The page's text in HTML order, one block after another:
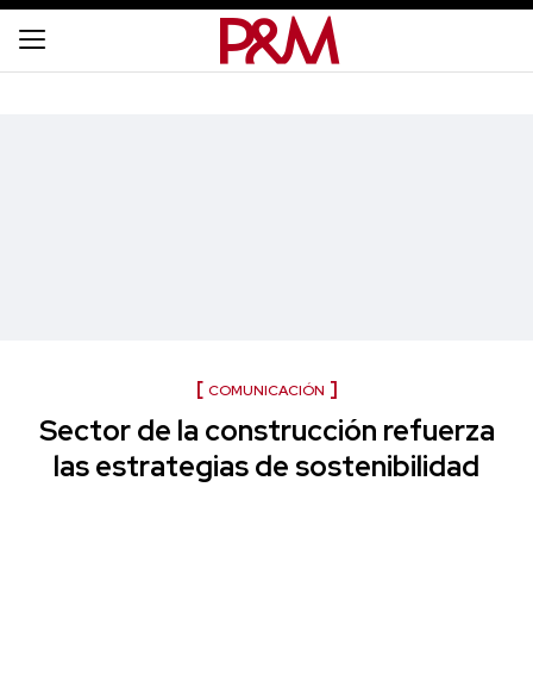
COMUNICACIÓN
Sector de la construcción refuerza
las estrategias de sostenibilidad